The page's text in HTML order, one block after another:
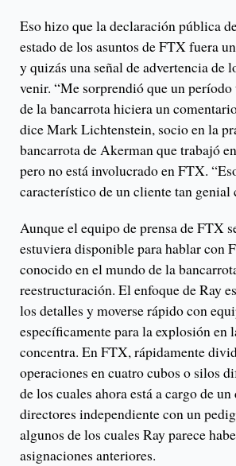
Eso hizo que la declaración pública
estado de los asuntos de FTX fuera
y quizás una señal de advertencia de
venir. “Me sorprendió que un período
de la bancarrota hiciera un
dice Mark Lichtenstein, socio en la
bancarrota de Akerman que trabajó
pero no está involucrado en FTX.
característico de un cliente tan genial
Aunque el equipo de prensa de FTX
estuviera disponible para hablar con
conocido en el mundo de la
reestructuración. El enfoque de Ray
los detalles y moverse rápido con
específicamente para la explosión en
concentra. En FTX, rápidamente
operaciones en cuatro cubos o silos
de los cuales ahora está a cargo de
directores independiente con un
algunos de los cuales Ray parece
asignaciones anteriores.